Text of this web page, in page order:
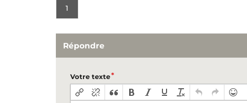
1
Répondre
Votre texte